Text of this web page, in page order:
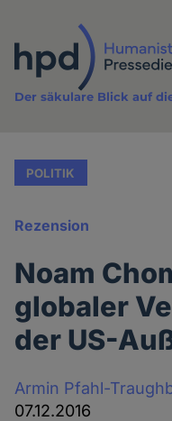
Inhalt
Der säkulare Blick auf
POLITIK
Rezension
Noam
globaler
der US-
Armin Pfahl-
07.12.2016